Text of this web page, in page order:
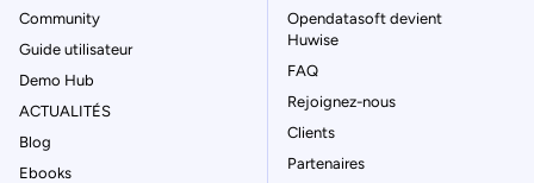
Community
Guide utilisateur
Demo Hub
ACTUALITÉS
Blog
Ebooks
Opendatasoft devient
Huwise
FAQ
Rejoignez-nous
Clients
Partenaires